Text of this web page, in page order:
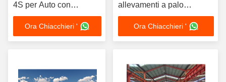
4S per Auto con
Struttura in Acciaio,
Edifici Prefabbricati
Ora Chiacchieri '
allevamenti a palo
Struttura in acciaio
Magazzino Agriturismo
Capanno Prefabbricato
metallo
Ora Chiacchieri '